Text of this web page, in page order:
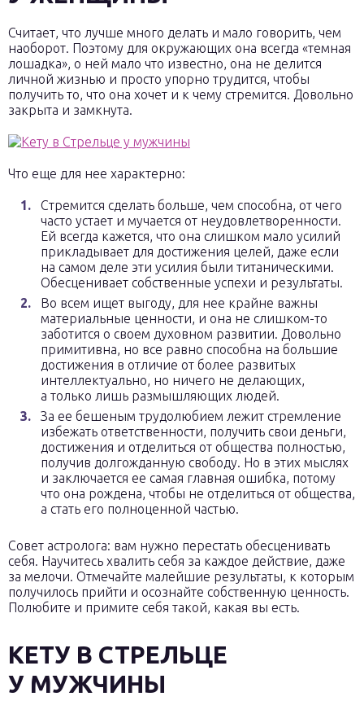
Считает, что лучше много делать и мало говорить, чем
наоборот. Поэтому для окружающих она всегда «темная
лошадка», о ней мало что известно, она не делится
личной жизнью и просто упорно трудится, чтобы
получить то, что она хочет и к чему стремится. Довольно
закрыта и замкнута.
Что еще для нее характерно:
Стремится сделать больше, чем способна, от чего
часто устает и мучается от неудовлетворенности.
Ей всегда кажется, что она слишком мало усилий
прикладывает для достижения целей, даже если
на самом деле эти усилия были титаническими.
Обесценивает собственные успехи и результаты.
Во всем ищет выгоду, для нее крайне важны
материальные ценности, и она не слишком-то
заботится о своем духовном развитии. Довольно
примитивна, но все равно способна на большие
достижения в отличие от более развитых
интеллектуально, но ничего не делающих,
а только лишь размышляющих людей.
За ее бешеным трудолюбием лежит стремление
избежать ответственности, получить свои деньги,
достижения и отделиться от общества полностью,
получив долгожданную свободу. Но в этих мыслях
и заключается ее самая главная ошибка, потому
что она рождена, чтобы не отделиться от общества,
а стать его полноценной частью.
Совет астролога: вам нужно перестать обесценивать
себя. Научитесь хвалить себя за каждое действие, даже
за мелочи. Отмечайте малейшие результаты, к которым
получилось прийти и осознайте собственную ценность.
Полюбите и примите себя такой, какая вы есть.
КЕТУ В СТРЕЛЬЦЕ
У МУЖЧИНЫ